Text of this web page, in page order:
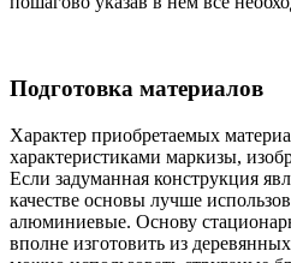
Подготовка материалов
Характер приобретаемых
характеристиками маркизы,
Если задуманная конструкция
качестве основы лучше
алюминиевые. Основу
вполне изготовить из